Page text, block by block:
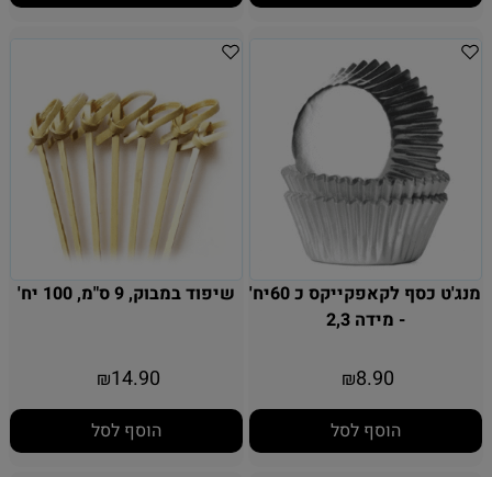
מנג'ט כסף לקאפקייקס כ 60יח'
- מידה 2,3
₪8.90
הוסף לסל
שיפוד במבוק, 9 ס"מ, 100 יח'
₪14.90
הוסף לסל